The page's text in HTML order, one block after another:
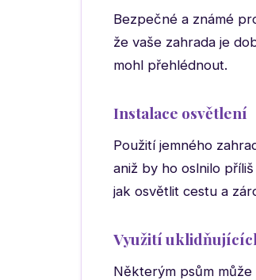
Bezpečné a známé
že vaše zahrada je
mohl přehlédnout.
Instalace osvětlení
Použití jemného
aniž by ho oslnilo
jak osvětlit cestu a
Využití
Některým psům